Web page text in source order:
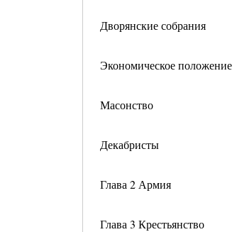
Дворянские собрания
Экономическое положение
Масонство
Декабристы
Глава 2 Армия
Глава 3 Крестьянство